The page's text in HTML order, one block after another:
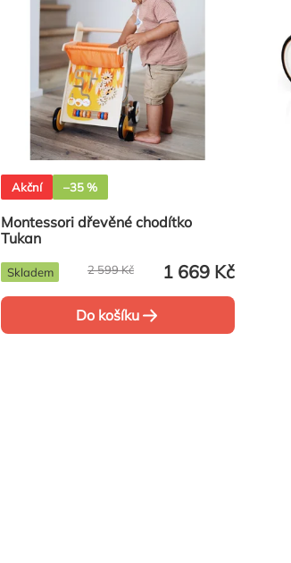
Akční –35 %
Montessori dřevěné chodítko
Tukan
1 669 Kč
2 599 Kč
Skladem
Do košíku